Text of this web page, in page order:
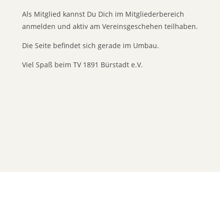
Als Mitglied kannst Du Dich im Mitgliederbereich
anmelden und aktiv am Vereinsgeschehen teilhaben.
Die Seite befindet sich gerade im Umbau.
Viel Spaß beim TV 1891 Bürstadt e.V.